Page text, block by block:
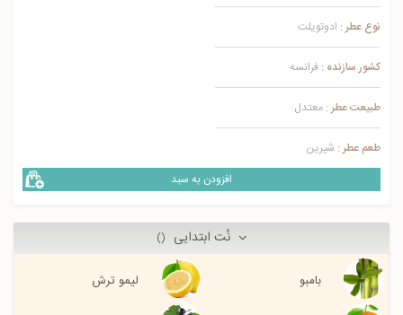
نوع عطر : ادوتویلت
کشور سازنده : فرانسه
طبیعت عطر : معتدل
طعم عطر : شیرین
افزودن به سبد
نُت ابتدایی ()
بامبو لیمو ترش